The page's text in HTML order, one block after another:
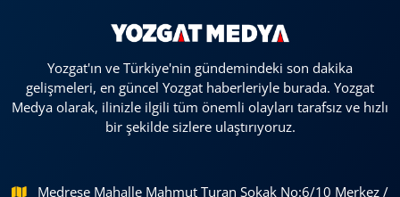
Yozgat'ın ve Türkiye'nin gündemindeki son dakika
gelişmeleri, en güncel Yozgat haberleriyle burada. Yozgat
Medya olarak, ilinizle ilgili tüm önemli olayları tarafsız ve hızlı
bir şekilde sizlere ulaştırıyoruz.
Medrese Mahalle Mahmut Turan Sokak No:6/10 Merkez /